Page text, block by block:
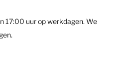
17:00 uur op werkdagen. We